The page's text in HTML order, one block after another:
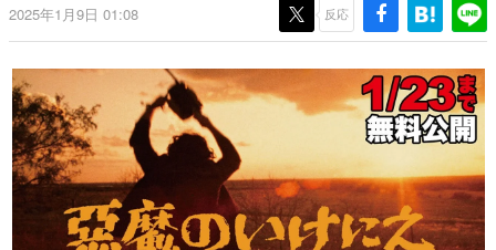
ゲーム世代の作家たち
ゲームに多大な影響を受けた作家さんに取材し、ゲームが
画です。
日本モバイルゲーム産業史
日本のモバイルゲーム史における主要なトピック・タイト
ルを網羅するほか、開発者へのインタビューや識者による
解説を掲載。約20年の歴史が一望できる決定版！
若ゲのいたり〜ゲームクリエイターの青春〜
『うつヌケ』『ペンと箸』等で知られるマンガ家・田中圭
一先生によるゲーム業界レポートマンガです。
2025年1月9日 01:08 反応